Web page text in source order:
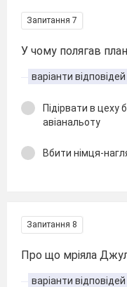
Запитання 7
У чому полягав
варіанти відповідей
Підірвати в цеху
авіанальоту
Вбити німця-
Запитання 8
Про що мріяла
варіанти відповідей